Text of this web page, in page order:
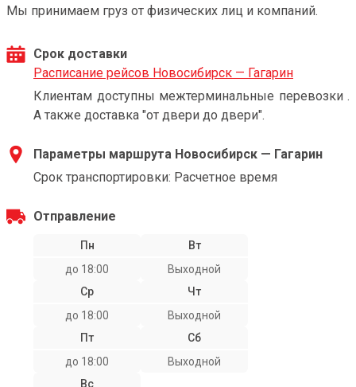
Мы принимаем груз от физических лиц и компаний.
Срок доставки
Расписание рейсов Новосибирск — Гагарин
Клиентам доступны межтерминальные перевозки .
А также доставка "от двери до двери".
Параметры маршрута Новосибирск — Гагарин
Срок транспортировки: Расчетное время
Отправление
Пн
до 18:00
Вт
Выходной
Ср
до 18:00
Чт
Выходной
Пт
до 18:00
Сб
Выходной
Вс